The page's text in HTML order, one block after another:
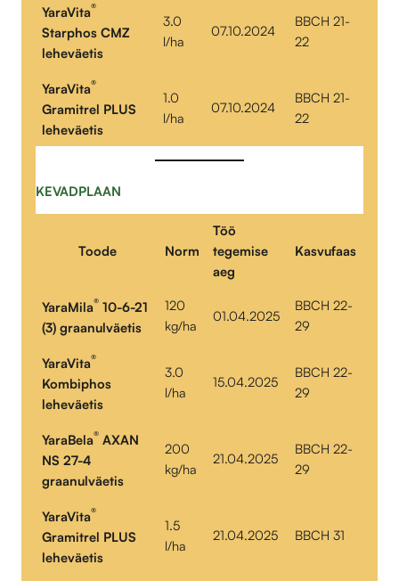
YaraVita®
Starphos CMZ
leheväetis
3.0
l/ha
07.10.2024
BBCH 21-
22
YaraVita®
Gramitrel PLUS
leheväetis
1.0
l/ha
07.10.2024
BBCH 21-
22
KEVADPLAAN
Toode Norm
Töö
tegemise
aeg
Kasvufaas
YaraMila® 10-6-21
(3) graanulväetis
120
kg/ha
01.04.2025
BBCH 22-
29
YaraVita®
Kombiphos
leheväetis
3.0
l/ha
15.04.2025
BBCH 22-
29
YaraBela® AXAN
NS 27-4
graanulväetis
200
kg/ha
21.04.2025
BBCH 22-
29
YaraVita®
Gramitrel PLUS
leheväetis
1.5
l/ha
21.04.2025 BBCH 31